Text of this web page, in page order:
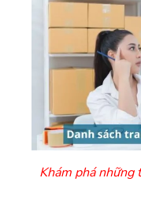
Khám phá